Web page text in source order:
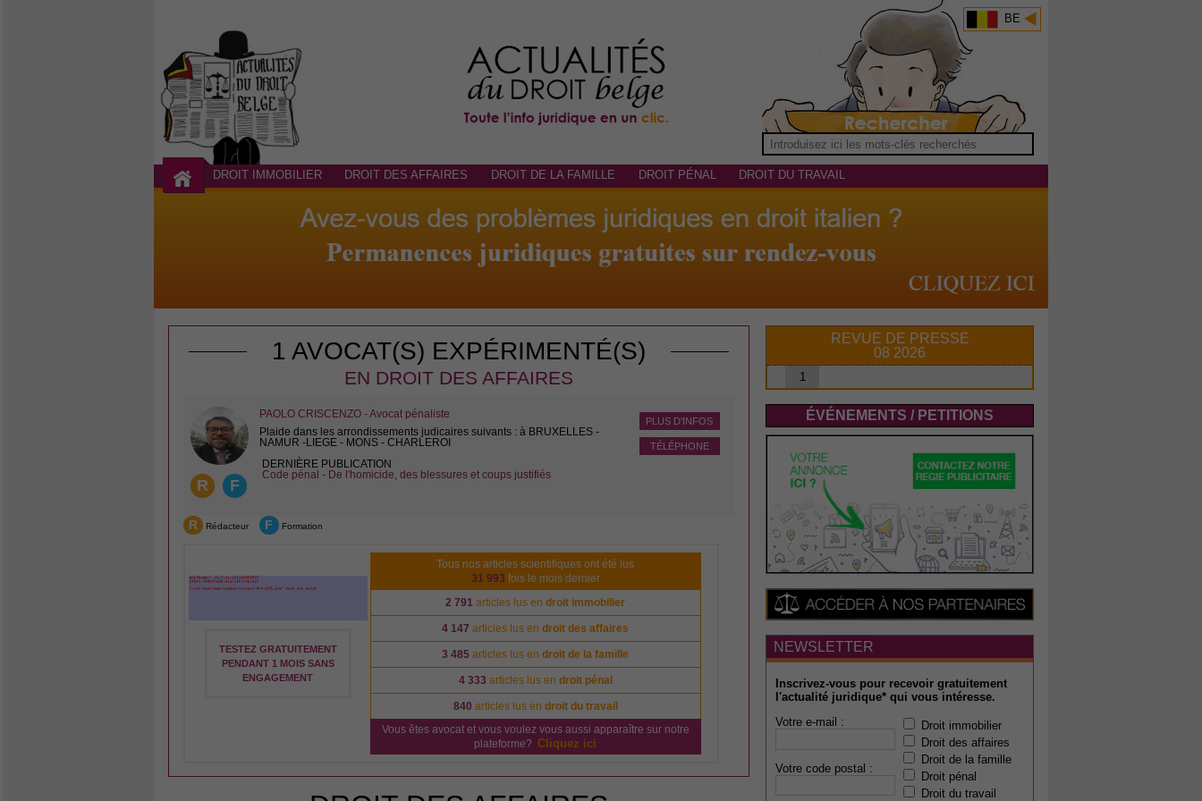
BE
DROIT IMMOBILIER DROIT DES AFFAIRES DROIT DE LA FAMILLE DROIT PÉNAL DROIT DU TRAVAIL
1 AVOCAT(S) EXPÉRIMENTÉ(S)
EN DROIT DES AFFAIRES
R F
PLUS D'INFOS
TÉLÉPHONE
PAOLO CRISCENZO - Avocat pénaliste
Plaide dans les arrondissements judicaires suivants : à BRUXELLES -
NAMUR -LIEGE - MONS - CHARLEROI
DERNIÈRE PUBLICATION
Code pénal - De l'homicide, des blessures et coups justifiés
R Rédacteur F Formation
TESTEZ GRATUITEMENT
PENDANT 1 MOIS SANS
ENGAGEMENT
Tous nos articles scientifiques ont été lus
31 993 fois le mois dernier
2 791 articles lus endroit immobilier
4 147 articles lus endroit des affaires
3 485 articles lus endroit de la famille
4 333 articles lus en droit pénal
840 articles lus en droit du travail
Vous êtes avocat et vous voulez vous aussi apparaître sur notre
plateforme? Cliquez ici
REVUE DE PRESSE
08 2026
1
ÉVÉNEMENTS / PETITIONS
NEWSLETTER
Inscrivez-vous pour recevoir gratuitement
l'actualité juridique* qui vous intéresse.
Votre e-mail :
Votre code postal :
Droit immobilier
Droit des affaires
Droit de la famille
Droit pénal
Droit du travail